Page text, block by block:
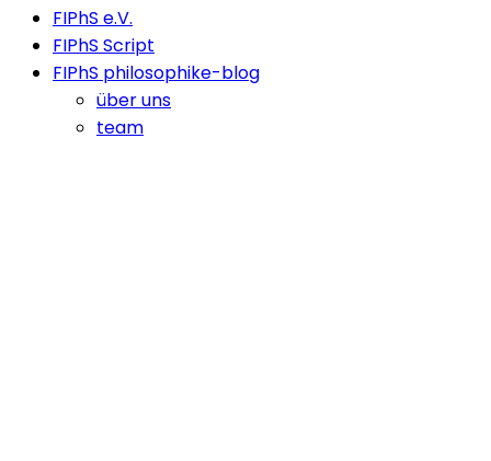
FIPhS e.V.
FIPhS Script
FIPhS philosophike-blog
über uns
team